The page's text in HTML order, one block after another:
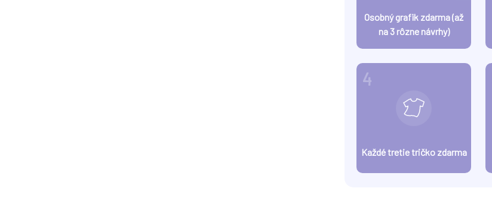
Osobný grafik zdarma (až
na 3 rôzne návrhy)
4
Každé tretie tričko zdarma